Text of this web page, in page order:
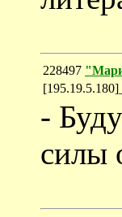
228497
[195.19.5.180]
-
силы